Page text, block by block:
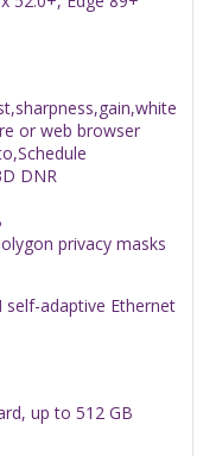
or web browser
DNR
privacy masks
self-adaptive Ethernet
up to 512 GB